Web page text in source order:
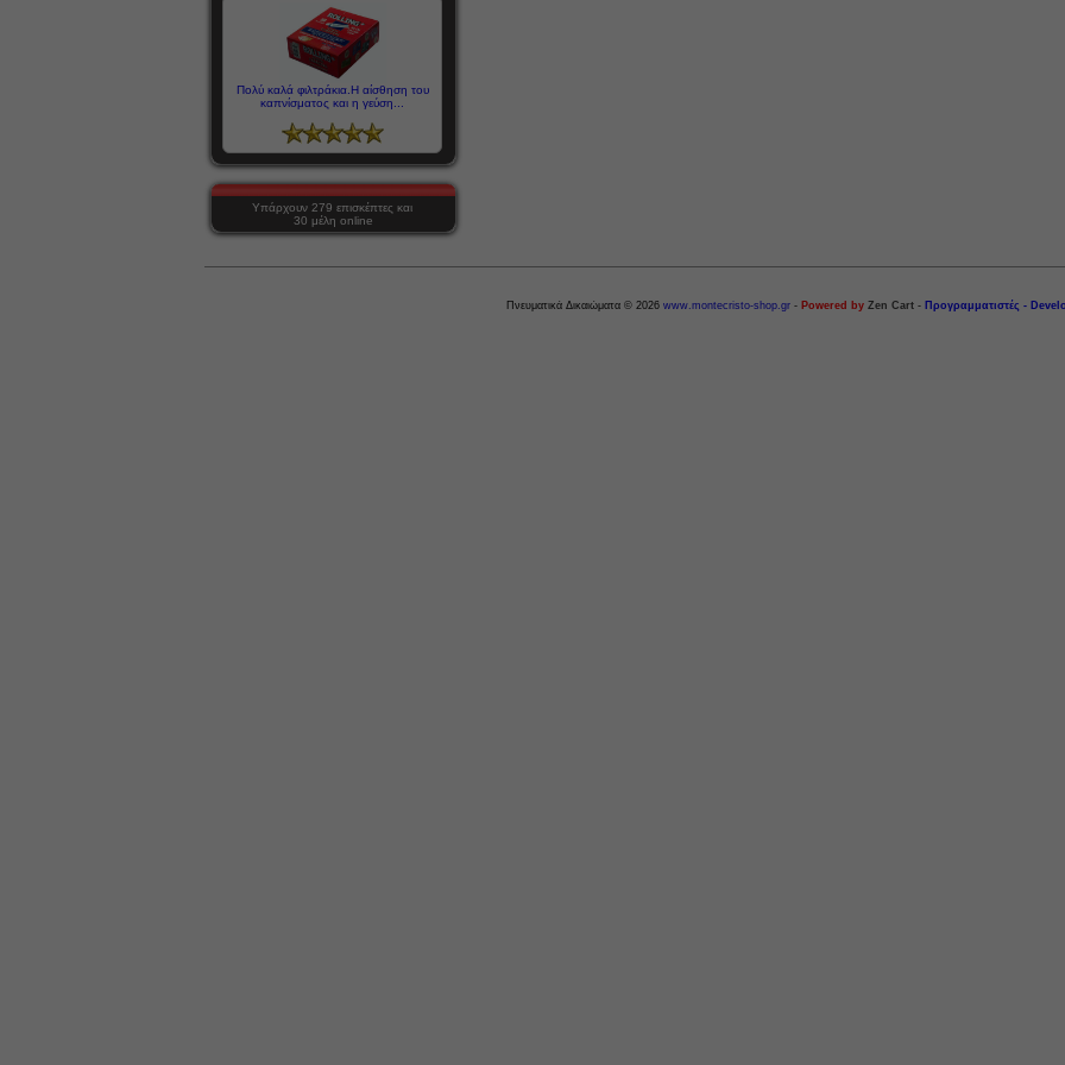
Πολύ καλά φιλτράκια.Η αίσθηση του
καπνίσματος και η γεύση...
Υπάρχουν 279 επισκέπτες και
30 μέλη online
Πνευματικά Δικαιώματα © 2026 www.montecristo-shop.gr - Powered by Zen Cart - Προγραμματιστές -